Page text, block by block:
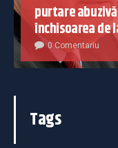
purtare
închisoarea de
0 Comentariu
Tags